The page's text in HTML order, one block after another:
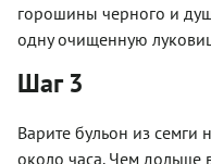
горошины черного и
одну очищенную
Шаг 3
Варите бульон из
около часа. Чем дольше